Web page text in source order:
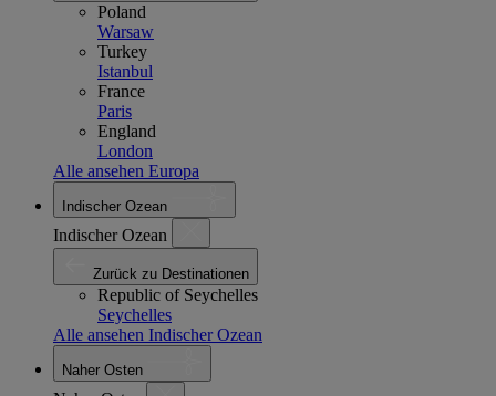
Poland
Warsaw
Turkey
Istanbul
France
Paris
England
London
Alle ansehen Europa
Indischer Ozean
Indischer Ozean
Zurück zu Destinationen
Republic of Seychelles
Seychelles
Alle ansehen Indischer Ozean
Naher Osten